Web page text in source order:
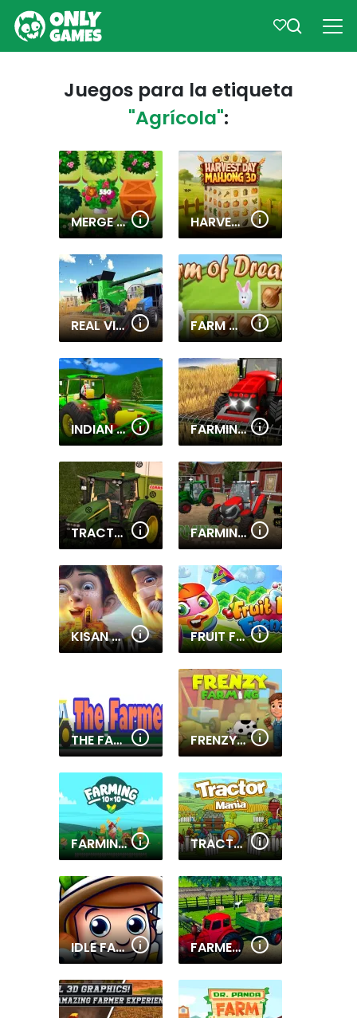
Juegos para la etiqueta
"Agrícola":
MERGE PLANTS HARVEST DAY MAHJONG 3D
REAL VILLAGE TRACTOR FARMING SIMULATOR 2020 FARM OF DREAMS
INDIAN TRACTOR FARM SIMULATOR FARMING SIMULATOR GAME
TRACTORS HIDDEN TIRES FARMING TOWN
KISAN SMART FARMER FRUIT FARM FRENZY
THE FARMERS FRENZY FARMING
FARMING 10X10 TRACTOR MANIA
IDLE FARM FARMER TRACTOR CARGO SIMULATION